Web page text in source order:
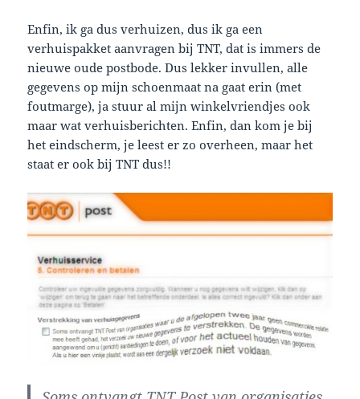
Enfin, ik ga dus verhuizen, dus ik ga een
verhuispakket aanvragen bij TNT, dat is immers de
nieuwe oude postbode. Dus lekker invullen, alle
gegevens op mijn schoenmaat na gaat erin (met
foutmarge), ja stuur al mijn winkelvriendjes ook
maar wat verhuisberichten. Enfin, dan kom je bij
het eindscherm, je leest er zo overheen, maar het
staat er ook bij TNT dus!!